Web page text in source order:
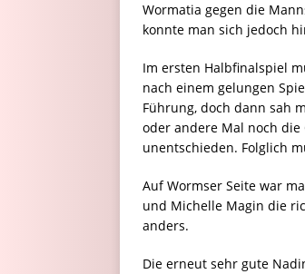
Wormatia gegen die
konnte man sich jedoch
Im ersten Halbfinalspiel
nach einem gelungen
Führung, doch dann sah
oder andere Mal noch
unentschieden. Folglich
Auf Wormser Seite war
und Michelle Magin die
anders.
Die erneut sehr gute